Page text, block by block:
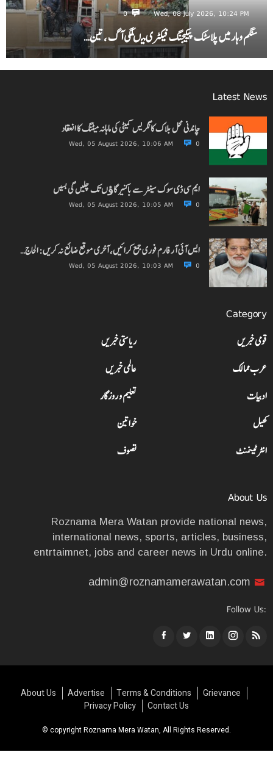
Wed, 08 July 2026, 10:24 PM
0
سنگم وہار میں پلاسٹک پیکیجنگ فیکٹری میںلگی آگ ، تین…
Latest News
چاندنی محل بلاک کانگریس کمیٹی کی ماہانہ میٹنگ کا انعقاد
Wed, 05 August 2026, 10:06 AM 0
ایم سی ڈی سوک سینٹر سے باکنیر گاﺅں تک چلیں گی بسیں
Wed, 05 August 2026, 10:05 AM 0
ایس آئی آر فارم فوری جمع کرائیں، آخری موقع ضائع نہ کریں: الحاج…
Wed, 05 August 2026, 10:03 AM 0
Category
قومی خبریں
ریاستی خبریں
عرب ممالک
عالمی خبریں
ادبیات
تعلیم و روزگار
کھیل
خواتین
انٹرٹینمنٹ
تصوف
About Us
Roznama Mera Watan provide national news,
international news, sports, articles, business,
entrtaimnet, jobs and career news in Urdu online.
admin@roznamamerawatan.com
Follow Us:
© copyright Roznama Mera Watan, All Rights Reserved.
About Us Advertise Terms & Conditions
Grievance
Privacy Policy
Contact Us